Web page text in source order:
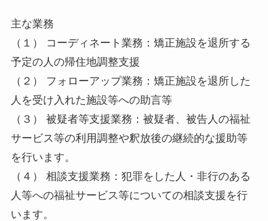
主な業務
（１） コーディネート業務：矯正施設を退所する
予定の人の帰住地調整支援
（２） フォローアップ業務：矯正施設を退所した
人を受け入れた施設等への助言等
（３） 被疑者等支援業務：被疑者、被告人の福祉
サービス等の利用調整や釈放後の継続的な援助等
を行います。
（４） 相談支援業務：犯罪をした人・非行のある
人等への福祉サービス等についての相談支援を行
います。